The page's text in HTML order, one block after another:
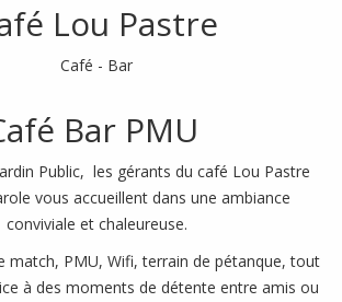
Lou Pastre
Café - Bar
Bar PMU
Public, les gérants du café Lou Pastre
vous accueillent dans une ambiance
conviviale et chaleureuse.
match, PMU, Wifi, terrain de pétanque, tout
à des moments de détente entre amis ou